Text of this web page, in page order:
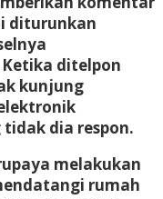
diturunkan
Ketika ditelpon
kunjung
dia respon.
melakukan
rumah